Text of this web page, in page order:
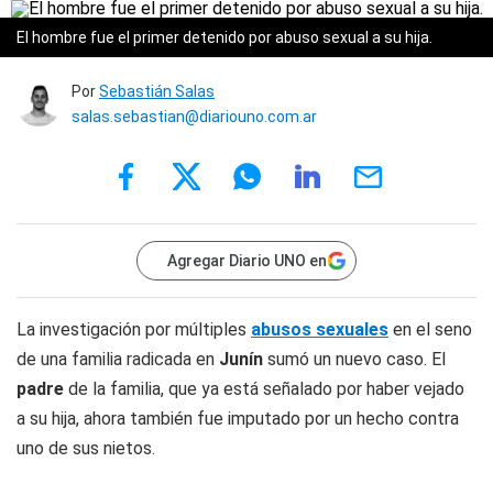
El hombre fue el primer detenido por abuso sexual a su hija.
PorSebastián Salas
salas.sebastian@diariouno.com.ar
Agregar Diario UNO en
La investigación por múltiples abusos sexuales en el seno
de una familia radicada en Junín sumó un nuevo caso. El
padre de la familia, que ya está señalado por haber vejado
a su hija, ahora también fue imputado por un hecho contra
uno de sus nietos.